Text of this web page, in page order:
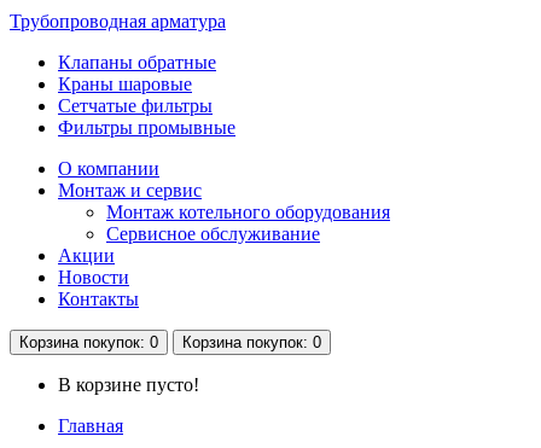
Трубопроводная арматура
Клапаны обратные
Краны шаровые
Сетчатые фильтры
Фильтры промывные
О компании
Монтаж и сервис
Монтаж котельного оборудования
Сервисное обслуживание
Акции
Новости
Контакты
Корзинапокупок: 0 Корзинапокупок: 0
В корзине пусто!
Главная